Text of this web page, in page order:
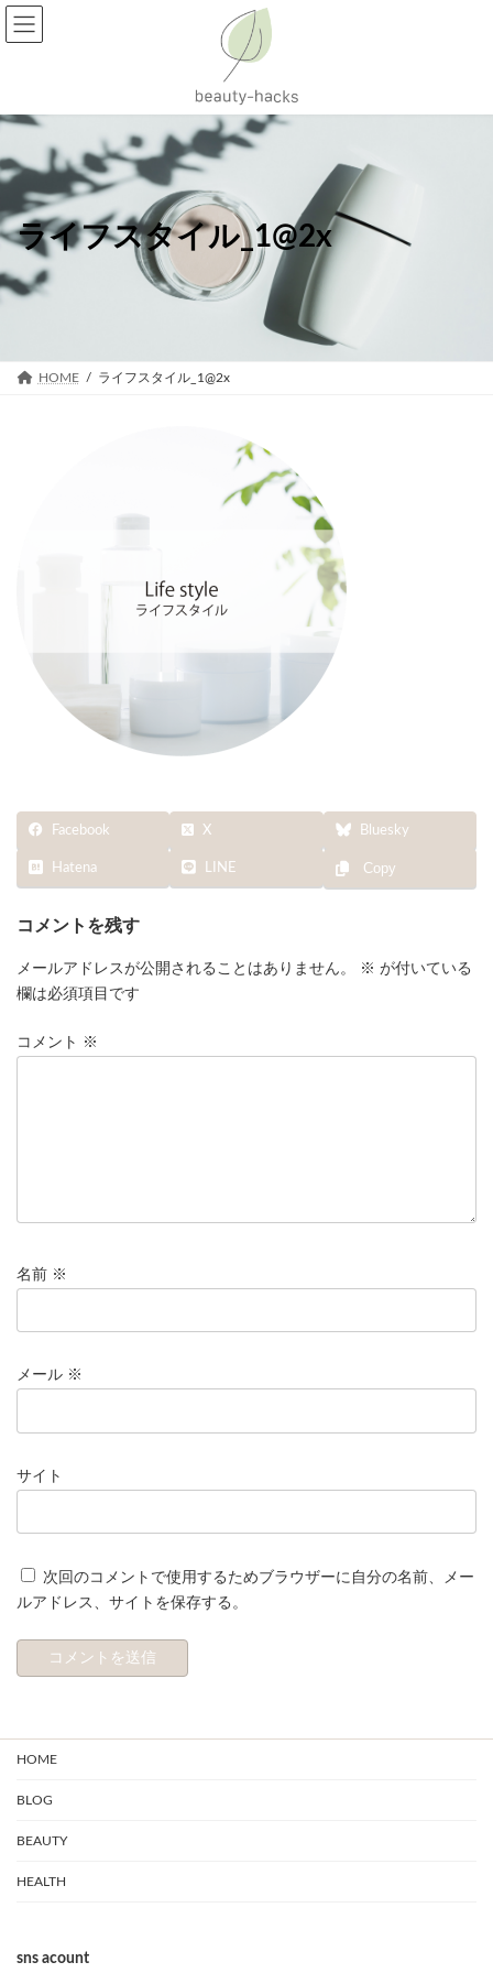
コ
ン
ス
ッ
プ
ナ
ビ
ン
移
動
ライフスタイル_1@2x
HOME ライフスタイル_1@2x
Facebook X Bluesky
Hatena LINE Copy
コメントを残す
メールアドレスが公開されることはありません。 ※ が付いている
欄は必須項目です
コメント ※
名前 ※
メール ※
サイト
次回のコメントで使用するためブラウザーに自分の名前、メー
ルアドレス、サイトを保存する。
HOME
BLOG
BEAUTY
HEALTH
sns acount